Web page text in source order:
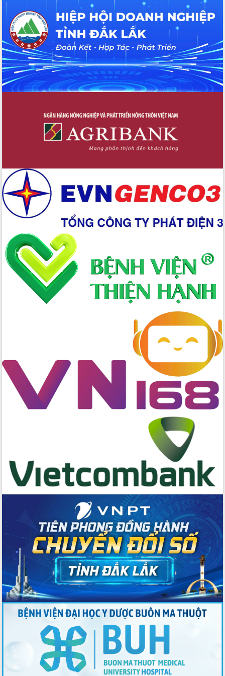
Hội thảo khoa học “Giải pháp thúc đẩy
phát triển nền kinh tế xanh tại tỉnh
Đắk Lắk”
Tăng cường giám sát, đôn đốc thực
hiện nhiệm vụ quản lý tài sản công
hàng tuần
Tháo gỡ những vướng mắc, đẩy mạnh
công tác cải cách thủ tục hành chính
tại Trung tâm Phục vụ hành chính
Đắk Lắk: Tôn vinh 46 giải pháp tại Hội
thi Sáng tạo Kỹ thuật 2024 - 2025
Đắk Lắk rà soát, điều chỉnh Đề án 190
về phát triển nuôi trồng thủy sản
Trương Công Thái kiểm tra thực địa
Dự án cao tốc Khánh Hòa - Buôn Ma
Thuột
Định vị cà phê Việt Nam như một “di
sản sống” trong dòng chảy toàn cầu
Xây dựng nông thôn mới: Nâng cao đời
sống người dân từ những mô hình thiết
thực
Quyết liệt tháo gỡ vướng mắc, đẩy
nhanh tiến độ các dự án trọng điểm
trong Khu kinh tế Nam Phú Yên
Hòn Yến phát triển du lịch gắn với bảo
giải phóng mặt bằng Tuyến đường bộ
ven biển
Đắk Lắk nỗ lực thúc đẩy tăng trưởng
kinh tế từ 10% trở lên trong Quý
II/2026
Đắk Lắk về phát triển nhân lực y tế
cho trạm y tế cấp xã
Du lịch Đắk Lắk nâng tầm trải nghiệm
du khách thông qua Hệ thống cơ sở dữ
Tập huấn ứng dụng trí tuệ nhân tạo (AI)
trong thương mại điện tử năm 2026
Đoàn đại biểu Quốc hội tỉnh Đắk Lắk
trao đổi thông tin trước Kỳ họp thứ
nhất, Quốc hội khóa XVI
Quyết liệt cải cách hành chính, khơi
thông nguồn lực phát triển
Nâng cao hiệu lực, hiệu quả HĐND
tỉnh thông qua hiện đại hóa hành chính
Xã Ea Phê gắn cải cách hành chính với
chuyển đổi số
Phó Chủ tịch Thường trực UBND tỉnh
Hồ Thị Nguyên Thảo làm việc tại Trung
tâm Phục vụ hành chính công xã Ea